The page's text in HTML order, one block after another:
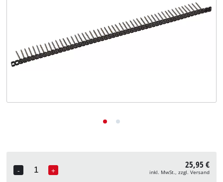
English
-
Quantity
+ 25,95 €
inkl. MwSt., zzgl. Versand